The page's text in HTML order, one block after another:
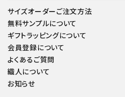
サイズオーダーご注文方法
無料サンプルについて
ギフトラッピングについて
会員登録について
よくあるご質問
織人について
お知らせ